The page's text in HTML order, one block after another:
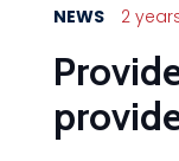
NEWS 2